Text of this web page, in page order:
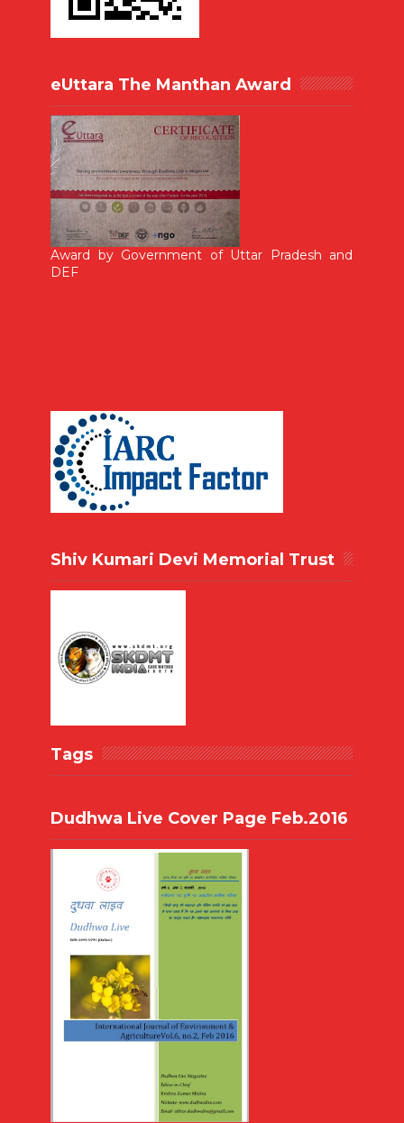
eUttara The Manthan Award
Award by Government of Uttar Pradesh and
DEF
Shiv Kumari Devi Memorial Trust
Tags
Dudhwa Live Cover Page Feb.2016